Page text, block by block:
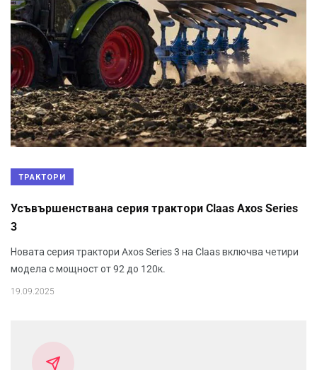
ТРАКТОРИ
Усъвършенствана серия трактори Claas Axos Series
3
Новата серия трактори Axos Series 3 на Claas включва четири
модела с мощност от 92 до 120к.
19.09.2025